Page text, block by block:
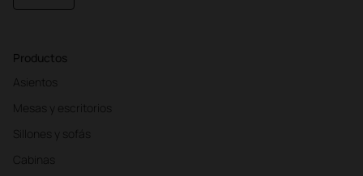
Productos
Asientos
Mesas y escritorios
Sillones y sofás
Cabinas